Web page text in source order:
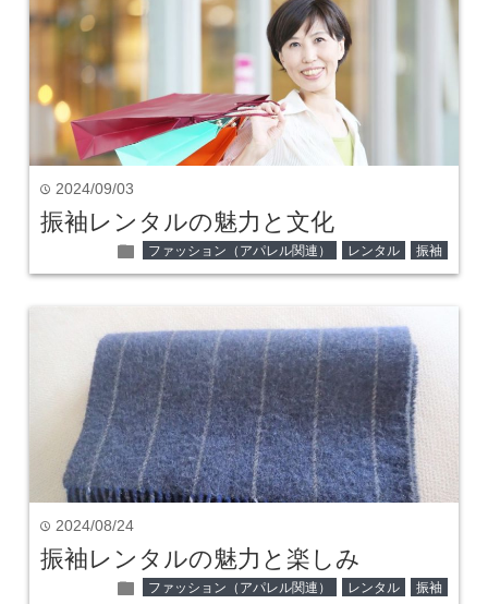
time 2024/09/03
振袖レンタルの魅力と文化
folder ファッション（アパレル関連） レンタル 振袖
time 2024/08/24
振袖レンタルの魅力と楽しみ
folder ファッション（アパレル関連） レンタル 振袖